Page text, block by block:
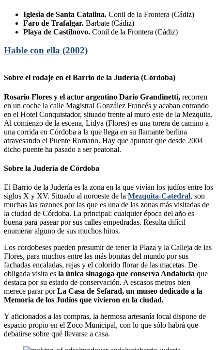
Iglesia de Santa Catalina. Conil de la Frontera (Cádiz)
Faro de Trafalgar. Barbate (Cádiz)
Playa de Castilnovo. Conil de la Frontera (Cádiz)
Hable con ella (2002)
Sobre el rodaje en el Barrio de la Judería (Córdoba)
Rosario Flores y el actor argentino Darío Grandinetti, recorren
en un coche la calle Magistral González Francés y acaban entrando
en el Hotel Conquistador, situado frente al muro este de la Mezquita.
Al comienzo de la escena, Lidya (Flores) es una torera de camino a
una corrida en Córdoba a la que llega en su flamante berlina
atravesando el Puente Romano. Hay que apuntar que desde 2004
dicho puente ha pasado a ser peatonal.
Sobre la Judería de Córdoba
El Barrio de la Judería es la zona en la que vivían los judíos entre los
siglos X y XV. Situado al noroeste de la Mezquita-Catedral, son
muchas las razones por las que es una de las zonas más visitadas de
la ciudad de Córdoba. La principal: cualquier época del año es
buena para pasear por sus calles empedradas. Resulta difícil
enumerar alguno de sus muchos hitos.
Los cordobeses pueden presumir de tener la Plaza y la Calleja de las
Flores, para muchos entre las más bonitas del mundo por sus
fachadas encaladas, rejas y el colorido florar de las macetas. De
obligada visita es la única sinagoga que conserva Andalucía que
destaca por su estado de conservación. A escasos metros bien
merece parar porLa Casa de Sefarad, un museo dedicado a la
Memoria de los Judíos que vivieron en la ciudad.
Y aficionados a las compras, la hermosa artesanía local dispone de
espacio propio en el Zoco Municipal, con lo que sólo habrá que
debatirse sobre qué llevarse a casa.